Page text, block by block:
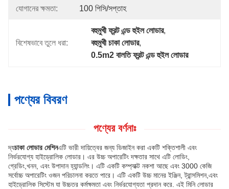
যোগানের ক্ষমতা: 100 পিসি/সপ্তাহ
বিশেষভাবে তুলে ধরা:
বহুমুখী ফ্রন্ট এন্ড হুইল লোডার,
বহুমুখী চাকা লোডার,
0.5m2 বালতি ফ্রন্ট এন্ড হুইল লোডার
পণ্যের বিবরণ
পণ্যের বর্ণনাঃ
দ্যচাকা লোডার মেশিনএটি ভারী দায়িত্বের জন্য ডিজাইন করা একটি শক্তিশালী এবং
নির্ভরযোগ্য হাইড্রোলিক লোডার। এর উচ্চ অপারেটিং দক্ষতার সাথে এটি লোডিং,
গ্রেডিং,খনন, এবং উপাদান হ্যান্ডলিং। এটি একটি কম্প্যাক্ট নকশা আছে এবং 3000 কেজি
সর্বোচ্চ অপারেটিং ওজন পরিচালনা করতে পারে। এটি একটি উচ্চ মানের ইঞ্জিন, ট্রান্সমিশন,এবং
হাইড্রোলিক সিস্টেম যা উচ্চতর কর্মক্ষমতা এবং নির্ভরযোগ্যতা প্রদান করে. এই মিনি লোডার